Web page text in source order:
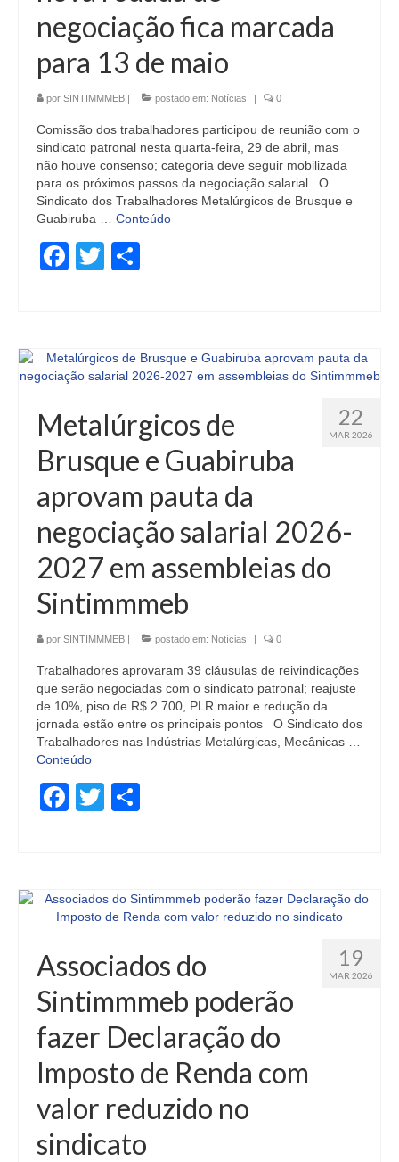
negociação fica marcada
para 13 de maio
por SINTIMMMEB | postado em: Notícias | 0
Comissão dos trabalhadores participou de reunião com o
sindicato patronal nesta quarta-feira, 29 de abril, mas
não houve consenso; categoria deve seguir mobilizada
para os próximos passos da negociação salarial O
Sindicato dos Trabalhadores Metalúrgicos de Brusque e
Guabiruba … Conteúdo
Facebook
Twitter
22
MAR 2026
Metalúrgicos de
Brusque e Guabiruba
aprovam pauta da
negociação salarial 2026-
2027 em assembleias do
Sintimmmeb
por SINTIMMMEB | postado em: Notícias | 0
Trabalhadores aprovaram 39 cláusulas de reivindicações
que serão negociadas com o sindicato patronal; reajuste
de 10%, piso de R$ 2.700, PLR maior e redução da
jornada estão entre os principais pontos O Sindicato dos
Trabalhadores nas Indústrias Metalúrgicas, Mecânicas …
Conteúdo
Facebook
Twitter
19
MAR 2026
Associados do
Sintimmmeb poderão
fazer Declaração do
Imposto de Renda com
valor reduzido no
sindicato